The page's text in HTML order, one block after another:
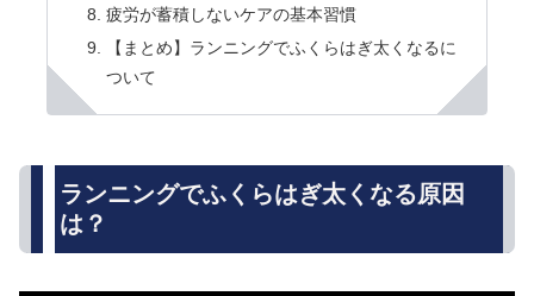
疲労が蓄積しないケアの基本習慣
【まとめ】ランニングでふくらはぎ太くなるに
ついて
ランニングでふくらはぎ太くなる原因
は？